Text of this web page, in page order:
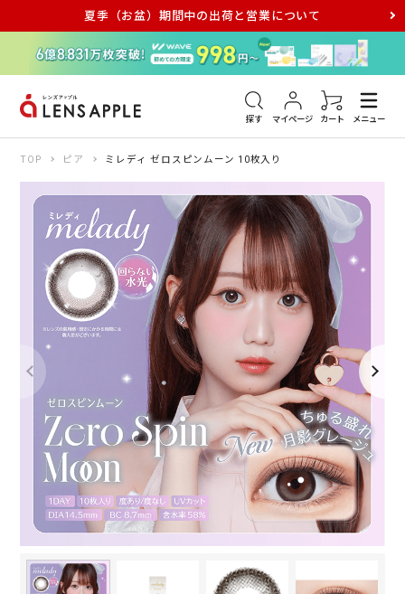
夏季（お盆）期間中の出荷と営業について
探す マイページ カート メニュー
アキュビュー メダリスト メガネ
TOP ピア ミレディ ゼロスピンムーン 10枚入り